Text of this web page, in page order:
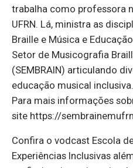
trabalha como professora
UFRN. Lá, ministra as
Braille e Música e
Setor de Musicografia
(SEMBRAIN) articulando
educação musical inclusiva.
Para mais informações
site https://
Confira o vodcast Escola
Experiências Inclusivas